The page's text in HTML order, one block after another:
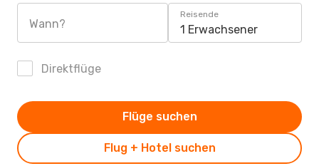
Wann?
Reisende
1 Erwachsener
Direktflüge
Flug + Hotel suchen
Flüge suchen